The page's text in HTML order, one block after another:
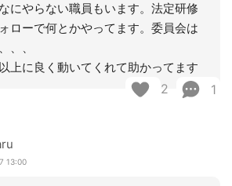
にやらない職員もいます。法定研修
ローで何とかやってます。委員会は
、、
上に良く動いてくれて助かってます
2 1
13:00